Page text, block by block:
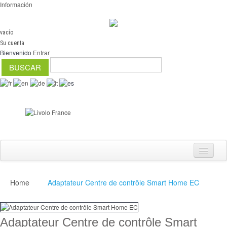
Información
vacío
Su cuenta
Bienvenido Entrar
Interruptores
regulador
Home Adaptateur Centre de contrôle Smart Home EC
Adaptateur Centre de contrôle Smart